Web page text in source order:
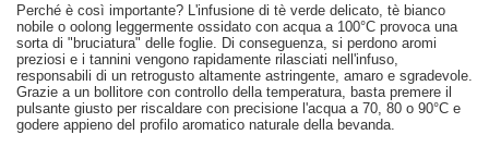
Perché è così importante? L'infusione di tè verde delicato, tè bianco
nobile o oolong leggermente ossidato con acqua a 100°C provoca una
sorta di "bruciatura" delle foglie. Di conseguenza, si perdono aromi
preziosi e i tannini vengono rapidamente rilasciati nell'infuso,
responsabili di un retrogusto altamente astringente, amaro e sgradevole.
Grazie a un bollitore con controllo della temperatura, basta premere il
pulsante giusto per riscaldare con precisione l'acqua a 70, 80 o 90°C e
godere appieno del profilo aromatico naturale della bevanda.